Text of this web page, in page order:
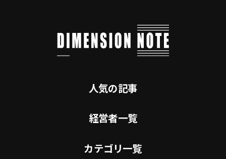
人気の記事
経営者一覧
カテゴリ一覧